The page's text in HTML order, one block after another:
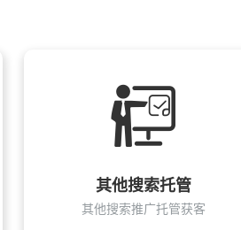
其他搜索托管
其他搜索推广托管获客